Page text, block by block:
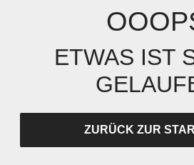
ETWAS IST
ZURÜCK ZUR